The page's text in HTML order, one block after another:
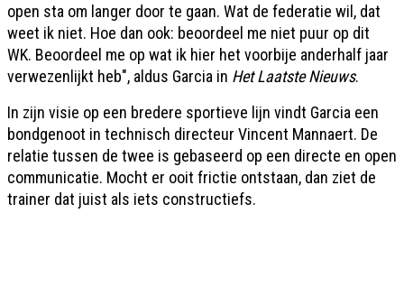
open sta om langer door te gaan. Wat de federatie wil, dat
weet ik niet. Hoe dan ook: beoordeel me niet puur op dit
WK. Beoordeel me op wat ik hier het voorbije anderhalf jaar
verwezenlijkt heb", aldus Garcia in Het Laatste Nieuws.
In zijn visie op een bredere sportieve lijn vindt Garcia een
bondgenoot in technisch directeur Vincent Mannaert. De
relatie tussen de twee is gebaseerd op een directe en open
communicatie. Mocht er ooit frictie ontstaan, dan ziet de
trainer dat juist als iets constructiefs.